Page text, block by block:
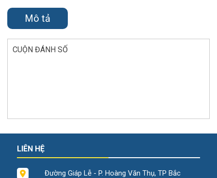
Mô tả
CUỘN ĐÁNH SỐ
LIÊN HỆ
Đường Giáp Lễ - P. Hoàng Văn Thụ, TP Bắc